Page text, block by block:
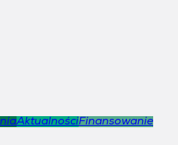
AktualnościFinansowanie